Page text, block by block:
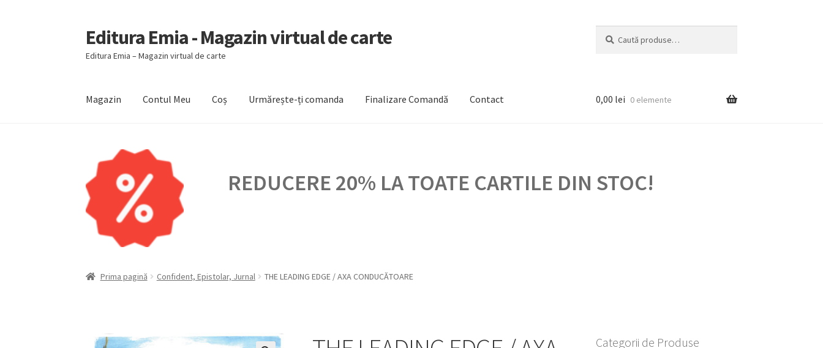
Sari
la
navigare
Sari
la
conținut
Editura Emia - Magazin virtual de carte
Editura Emia – Magazin virtual de carte
după:
Magazin Contul Meu Coș Urmărește-ți comanda Finalizare Comandă Contact 0,00 lei 0 elemente
REDUCERE 20% LA TOATE CARTILE DIN STOC!
Prima pagină Confident, Epistolar, Jurnal THE LEADING EDGE / AXA CONDUCĂTOARE
Categorii de Produse